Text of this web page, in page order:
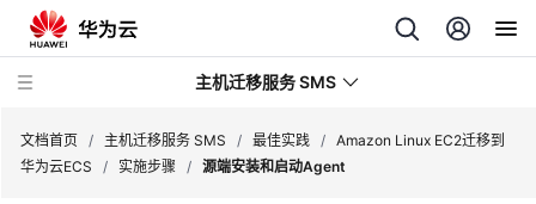
主机迁移服务 SMS
文档首页 / 主机迁移服务 SMS / 最佳实践 / Amazon Linux EC2迁移到
华为云ECS
/ 实施步骤 / 源端安装和启动Agent